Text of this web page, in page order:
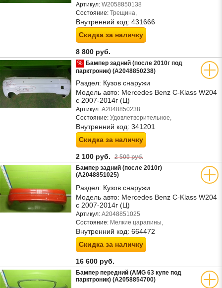
Артикул: W2058850138
Состояние: Трещина,
Внутренний код: 431666
Скидка за наличку
8 800 руб.
% Бампер задний (после 2010г под
парктроник) (A2048850238)
Раздел: Кузов снаружи
Модель авто: Mercedes Benz C-Klass W204
с 2007-2014г (Ц)
Артикул: A2048850238
Состояние: Удовлетворительное,
Внутренний код: 341201
Скидка за наличку
2 100 руб. 2 500 руб.
Бампер задний (после 2010г)
(A2048851025)
Раздел: Кузов снаружи
Модель авто: Mercedes Benz C-Klass W204
с 2007-2014г (Ц)
Артикул: A2048851025
Состояние: Мелкие царапины,
Внутренний код: 664472
Скидка за наличку
16 600 руб.
Бампер передний (AMG 63 купе под
парктроник) (A2058854700)